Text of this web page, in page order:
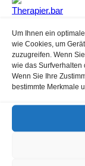
Um Ihnen ein
wie Cookies, um
zuzugreifen. Wenn
wie das Surfverhalten
Wenn Sie Ihre
bestimmte Merkmale